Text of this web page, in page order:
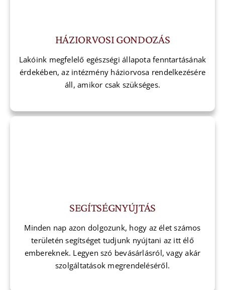
HÁZIORVOSI GONDOZÁS
Lakóink megfelelő egészségi állapota fenntartásának
érdekében, az intézmény háziorvosa rendelkezésére
áll, amikor csak szükséges.
SEGÍTSÉGNYÚJTÁS
Minden nap azon dolgozunk, hogy az élet számos
területén segítséget tudjunk nyújtani az itt élő
embereknek. Legyen szó bevásárlásról, vagy akár
szolgáltatások megrendeléséről.